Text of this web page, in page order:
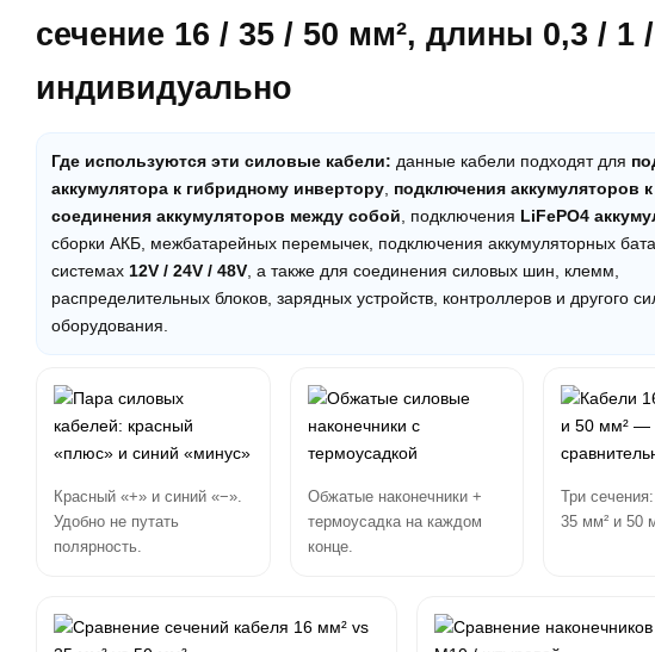
сечение 16 / 35 / 50 мм², длины 0,3 / 1
индивидуально
Где используются эти силовые кабели: данные кабели подходят для
аккумулятора к гибридному инвертору подключения аккумуляторов
соединения аккумуляторов между собой , подключения LiFePO4
сборки АКБ, межбатарейных перемычек, подключения аккумуляторных
системах 12V / 24V / 48V , а также для соединения силовых шин, клемм,
распределительных блоков, зарядных устройств, контроллеров и другого
оборудования.
Красный «+» и синий «−».
Удобно не путать
полярность.
Обжатые наконечники +
термоусадка на каждом
конце.
Три
35 мм² и 50